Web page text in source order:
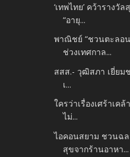
‘เทพไทย’ คว้าราง
“อายุ...
พาณิชย์ “ชวนตะลอ
ช่วงเทศกาล...
สสส.- วุฒิสภา เยี่ยม
เ...
ใครว่าเรื่องเศร้าเค
ไม่...
ไอคอนสยาม ชวนฉ
สุขจากร้านอาหา...